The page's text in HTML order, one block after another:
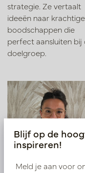
strategie. Ze vertaalt
ideeën naar krachtige
boodschappen die
perfect aansluiten bij
doelgroep.
Blijf op de
inspireren!
Meld je aan voor